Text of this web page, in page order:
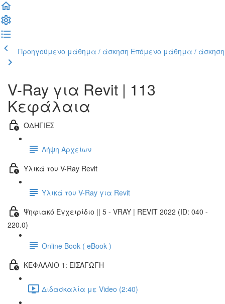
Προηγούμενο μάθημα / άσκηση Επόμενο μάθημα / άσκηση
V-Ray για Revit | 113
Κεφάλαια
ΟΔΗΓΙΕΣ
Λήψη Αρχείων
Υλικά του V-Ray Revit
Υλικά του V-Ray για Revit
Ψηφιακό Εγχειρίδιο || 5 - VRAY | REVIT 2022 (ID: 040 -
220.0)
Online Book ( eBook )
ΚΕΦΑΛΑΙΟ 1: ΕΙΣΑΓΩΓΗ
Διδασκαλία με Video (2:40)